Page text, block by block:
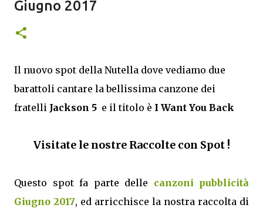
Giugno 2017
Il nuovo spot della Nutella dove vediamo due
barattoli cantare la bellissima canzone dei
fratelli Jackson 5 e il titolo è I Want You Back
Visitate le nostre Raccolte con Spot !
Questo spot fa parte delle canzoni pubblicità
Giugno 2017, ed arricchisce la nostra raccolta di